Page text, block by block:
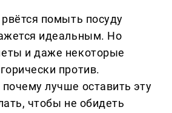
помыть посуду
идеальным. Но
и даже некоторые
против.
лучше оставить эту
чтобы не обидеть